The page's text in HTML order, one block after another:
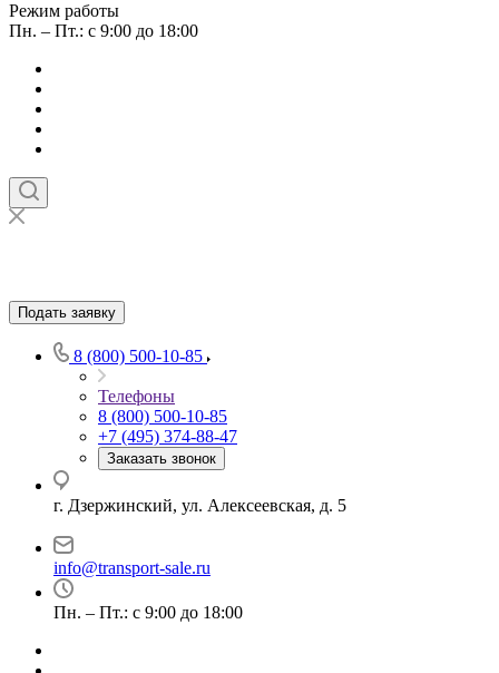
Режим работы
Пн. – Пт.: с 9:00 до 18:00
Подать заявку
8 (800) 500-10-85
Телефоны
8 (800) 500-10-85
+7 (495) 374-88-47
Заказать звонок
г. Дзержинский, ул. Алексеевская, д. 5
info@transport-sale.ru
Пн. – Пт.: с 9:00 до 18:00